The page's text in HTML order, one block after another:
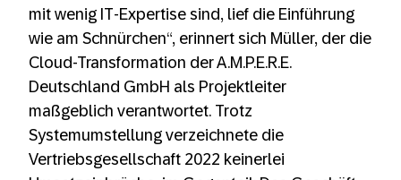
mit wenig IT-Expertise sind, lief die Einführung
wie am Schnürchen“, erinnert sich Müller, der die
Cloud-Transformation der A.M.P.E.R.E.
Deutschland GmbH als Projektleiter
maßgeblich verantwortet. Trotz
Systemumstellung verzeichnete die
Vertriebsgesellschaft 2022 keinerlei